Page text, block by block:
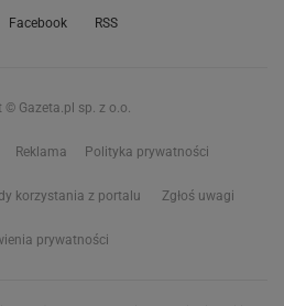
Facebook RSS
© Gazeta.pl sp. z o.o.
Reklama Polityka prywatności
korzystania z portalu Zgłoś uwagi
prywatności